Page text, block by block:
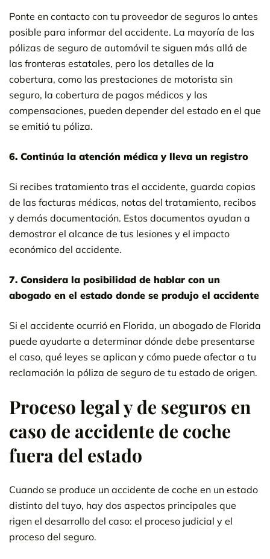
Ponte en contacto con tu proveedor de seguros lo antes
posible para informar del accidente. La mayoría de las
pólizas de seguro de automóvil te siguen más allá de
las fronteras estatales, pero los detalles de la
cobertura, como las prestaciones de motorista sin
seguro, la cobertura de pagos médicos y las
compensaciones, pueden depender del estado en el que
se emitió tu póliza.
6. Continúa la atención médica y lleva un registro
Si recibes tratamiento tras el accidente, guarda copias
de las facturas médicas, notas del tratamiento, recibos
y demás documentación. Estos documentos ayudan a
demostrar el alcance de tus lesiones y el impacto
económico del accidente.
7. Considera la posibilidad de hablar con un
abogado en el estado donde se produjo el accidente
Si el accidente ocurrió en Florida, un abogado de Florida
puede ayudarte a determinar dónde debe presentarse
el caso, qué leyes se aplican y cómo puede afectar a tu
reclamación la póliza de seguro de tu estado de origen.
Proceso legal y de seguros en
caso de accidente de coche
fuera del estado
Cuando se produce un accidente de coche en un estado
distinto del tuyo, hay dos aspectos principales que
rigen el desarrollo del caso: el proceso judicial y el
proceso del seguro.